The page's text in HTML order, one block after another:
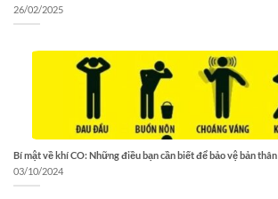
26/02/2025
Bí mật về khí CO: Những điều bạn cần biết để bảo vệ bản thân
03/10/2024